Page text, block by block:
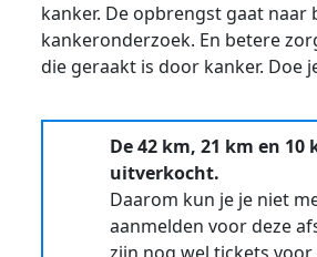
kanker. De opbrengst gaat naar
kankeronderzoek. En betere
die geraakt is door kanker. Doe
De 42 km, 21 km en 10
uitverkocht.
Daarom kun je je niet
aanmelden voor deze
zijn nog wel tickets voor